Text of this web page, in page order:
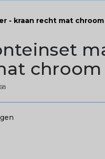
- kraan recht mat chroom
chroom